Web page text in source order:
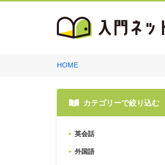
HOME
カテゴリーで絞り込む
英会話
外国語